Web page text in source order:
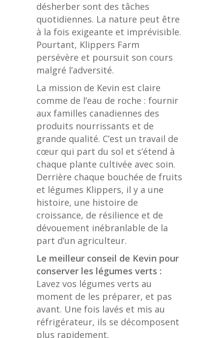
désherber sont des tâches
quotidiennes. La nature peut être
à la fois exigeante et imprévisible.
Pourtant, Klippers Farm
persévère et poursuit son cours
malgré l’adversité.
La mission de Kevin est claire
comme de l’eau de roche : fournir
aux familles canadiennes des
produits nourrissants et de
grande qualité. C’est un travail de
cœur qui part du sol et s’étend à
chaque plante cultivée avec soin.
Derrière chaque bouchée de fruits
et légumes Klippers, il y a une
histoire, une histoire de
croissance, de résilience et de
dévouement inébranlable de la
part d’un agriculteur.
Le meilleur conseil de Kevin pour
conserver les légumes verts :
Lavez vos légumes verts au
moment de les préparer, et pas
avant. Une fois lavés et mis au
réfrigérateur, ils se décomposent
plus rapidement.